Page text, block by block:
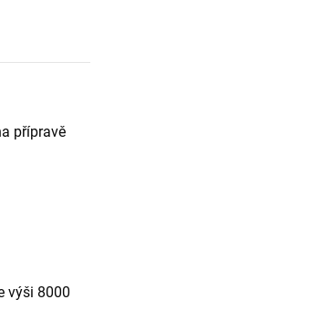
přípravě
výši 8000